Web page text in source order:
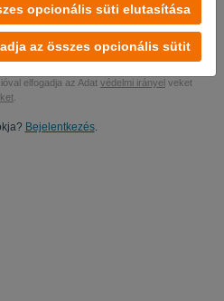
opcionális süti elutasítása
az összes opcionális sütit
kötelezettségvállalásmentes
elfogadja az Adat védelmi irányel veket
Bejelentkezés.